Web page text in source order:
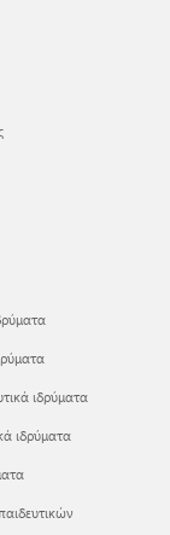
ιδρύματα
ιδρύματα